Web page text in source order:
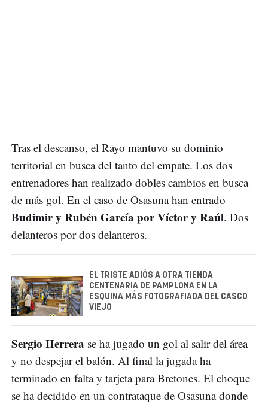
Tras el descanso, el Rayo mantuvo su dominio
territorial en busca del tanto del empate. Los dos
entrenadores han realizado dobles cambios en busca
de más gol. En el caso de Osasuna han entrado
Budimir y Rubén García por Víctor y Raúl. Dos
delanteros por dos delanteros.
EL TRISTE ADIÓS A OTRA TIENDA
CENTENARIA DE PAMPLONA EN LA
ESQUINA MÁS FOTOGRAFIADA DEL CASCO
VIEJO
Sergio Herrera se ha jugado un gol al salir del área
y no despejar el balón. Al final la jugada ha
terminado en falta y tarjeta para Bretones. El choque
se ha decidido en un contrataque de Osasuna donde